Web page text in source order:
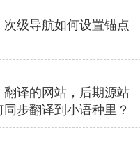
次级导航如何设置锚点
翻译的网站，后期源站
步翻译到小语种里？